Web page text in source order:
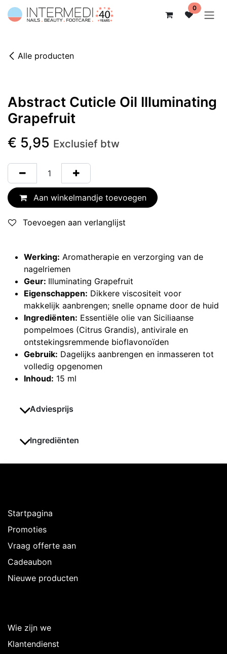
Overslaan naar inhoud 0
Alle producten
Abstract Cuticle Oil Illuminating
Grapefruit
Werking: Aromatherapie en verzorging van de
nagelriemen
Geur: Illuminating Grapefruit
Eigenschappen: Dikkere viscositeit voor
makkelijk aanbrengen; snelle opname door de huid
Ingrediënten: Essentiële olie van Siciliaanse
pompelmoes (Citrus Grandis), antivirale en
ontstekingsremmende bioflavonoïden
Gebruik: Dagelijks aanbrengen en inmasseren tot
volledig opgenomen
Inhoud: 15 ml
Adviesprijs
Ingrediënten
€ 5,95 Exclusief btw
Aan winkelmandje toevoegen
Toevoegen aan verlanglijst
Startpagina
Promoties
Vraag offerte aan
Cadeaubon
Nieuwe producten
Wie zijn we
Klantendienst